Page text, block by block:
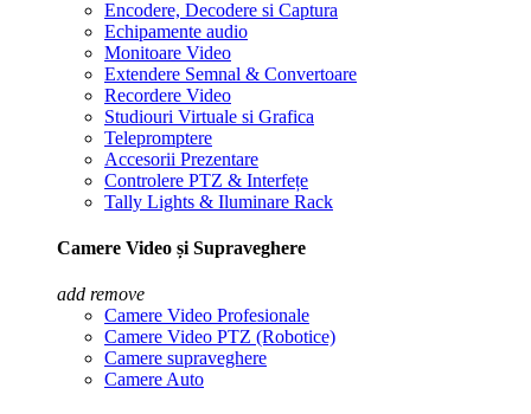
Encodere, Decodere si Captura
Echipamente audio
Monitoare Video
Extendere Semnal & Convertoare
Recordere Video
Studiouri Virtuale si Grafica
Telepromptere
Accesorii Prezentare
Controlere PTZ & Interfețe
Tally Lights & Iluminare Rack
Camere Video și Supraveghere
add remove
Camere Video Profesionale
Camere Video PTZ (Robotice)
Camere supraveghere
Camere Auto